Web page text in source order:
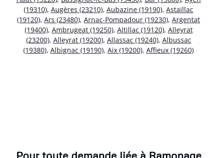
(19310), Augères (23210), Aubazine (19190), Astaillac
(19120), Ars (23480), Arnac-Pompadour (19230), Argentat
(19400), Ambrugeat (19250), Altillac (19120), Alleyrat
(23200), Alleyrat (19200), Allassac (19240), Albussac
(19380), Albignac (19190), Aix (19200), Affieux (19260)